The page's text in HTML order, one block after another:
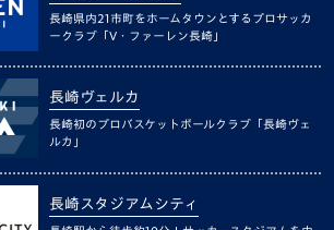
長崎県内21市町をホームタウンとするプロサッカ
ークラブ「V・ファーレン長崎」
長崎ヴェルカ
長崎初のプロバスケットボールクラブ「長崎ヴェ
ルカ」
長崎スタジアムシティ